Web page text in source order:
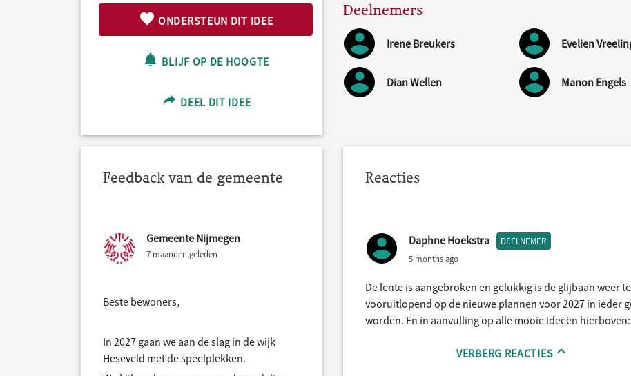
ONDERSTEUN DIT IDEE
BLIJF OP DE HOOGTE
DEEL DIT IDEE
Deelnemers
Irene Breukers Evelien
Dian Wellen Manon Engels
Feedback van de gemeente
Gemeente Nijmegen
7 maanden geleden
Beste bewoners,
In 2027 gaan we aan de slag in de wijk
Heseveld met de speelplekken.
Reacties
Daphne Hoekstra DEELNEMER
5 months ago
De lente is aangebroken en gelukkig is de glijbaan weer
vooruitlopend op de nieuwe plannen voor 2027 in ieder
worden. En in aanvulling op alle mooie ideeën
VERBERG REACTIES